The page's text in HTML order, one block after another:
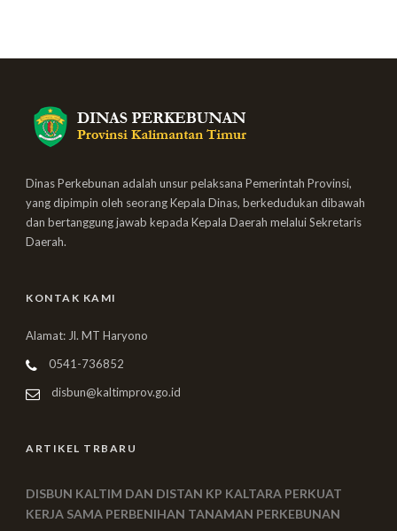
Dinas Perkebunan adalah unsur pelaksana Pemerintah Provinsi,
yang dipimpin oleh seorang Kepala Dinas, berkedudukan dibawah
dan bertanggung jawab kepada Kepala Daerah melalui Sekretaris
Daerah.
KONTAK KAMI
Alamat: Jl. MT Haryono
0541-736852
disbun@kaltimprov.go.id
ARTIKEL TRBARU
DISBUN KALTIM DAN DISTAN KP KALTARA PERKUAT
KERJA SAMA PERBENIHAN TANAMAN PERKEBUNAN